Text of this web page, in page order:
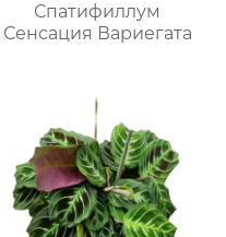
Спатифиллум
Сенсация Вариегата